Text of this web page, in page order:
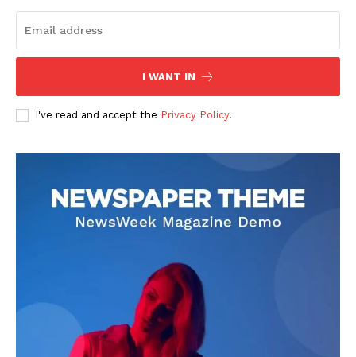
AIN NEWS 1
Contact Us
Privacy Policy
I WANT IN
I've read and accept the Privacy Policy.